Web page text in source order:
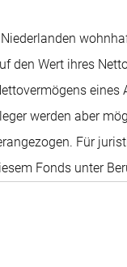
den Wert ihres
werden aber
Für
Fonds unter